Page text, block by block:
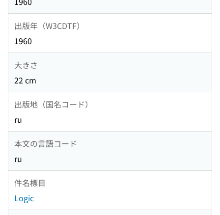
出版年（W3CDTF）
1960
大きさ
22 cm
出版地（国名コード）
ru
本文の言語コード
ru
件名標目
Logic